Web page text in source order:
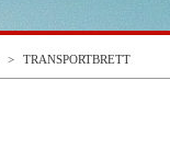
> TRANSPORTBRETT